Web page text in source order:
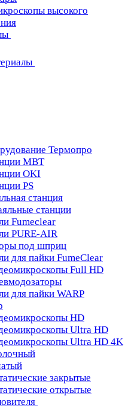
высокого
Термопро
MBT
OKI
PS
станция
станции
Fumeclear
PURE-AIR
под шприц
для пайки FumeClear
Full HD
для пайки WARP
HD
Ultra HD
Ultra HD 4K
закрытые
открытые